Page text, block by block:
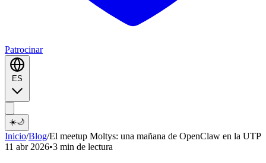
Patrocinar
☀️🌙
Inicio/Blog/El meetup Moltys: una mañana de OpenClaw en la UTP
11 abr 2026•3 min de lectura